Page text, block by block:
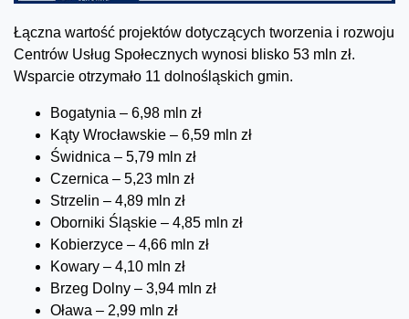
Łączna wartość projektów dotyczących tworzenia i rozwoju
Centrów Usług Społecznych wynosi blisko 53 mln zł.
Wsparcie otrzymało 11 dolnośląskich gmin.
Bogatynia – 6,98 mln zł
Kąty Wrocławskie – 6,59 mln zł
Świdnica – 5,79 mln zł
Czernica – 5,23 mln zł
Strzelin – 4,89 mln zł
Oborniki Śląskie – 4,85 mln zł
Kobierzyce – 4,66 mln zł
Kowary – 4,10 mln zł
Brzeg Dolny – 3,94 mln zł
Oława – 2,99 mln zł